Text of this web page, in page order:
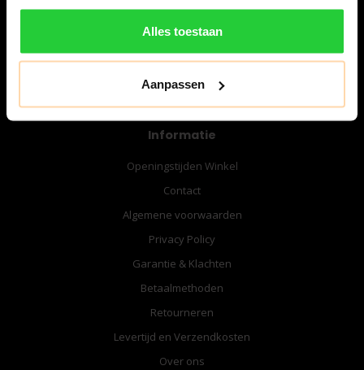
Alles toestaan
Aanpassen
Informatie
Openingstijden Winkel
Contact
Algemene voorwaarden
Privacy Policy
Garantie & Klachten
Betaalmethoden
Retourneren
Levertijd en Verzendkosten
Over ons